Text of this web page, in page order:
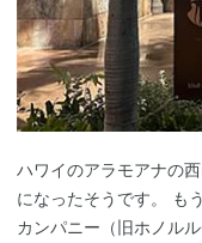
ハワイのアラモアナの
になったそうです。 も
カンパニー（旧ホノル